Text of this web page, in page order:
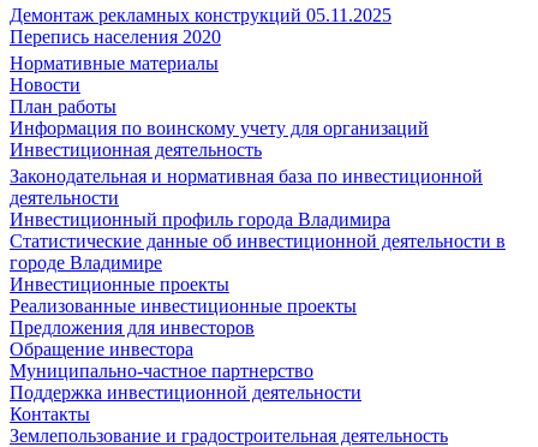
Демонтаж рекламных конструкций 05.11.2025
Перепись населения 2020
Нормативные материалы
Новости
План работы
Информация по воинскому учету для организаций
Инвестиционная деятельность
Законодательная и нормативная база по инвестиционной
деятельности
Инвестиционный профиль города Владимира
Статистические данные об инвестиционной деятельности в
городе Владимире
Инвестиционные проекты
Реализованные инвестиционные проекты
Предложения для инвесторов
Обращение инвестора
Муниципально-частное партнерство
Поддержка инвестиционной деятельности
Контакты
Землепользование и градостроительная деятельность